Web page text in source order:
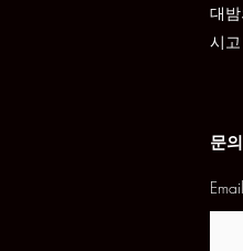
대
시
문
Email